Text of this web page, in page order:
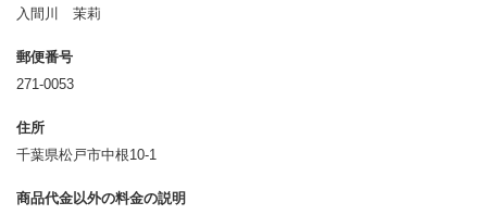
入間川 茉莉
郵便番号
271-0053
住所
千葉県松戸市中根10-1
商品代金以外の料金の説明